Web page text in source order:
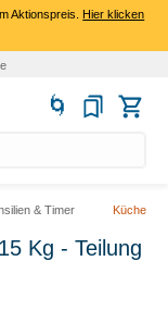
Aktionspreis.Hier klicken
& Timer
Kg - Teilung